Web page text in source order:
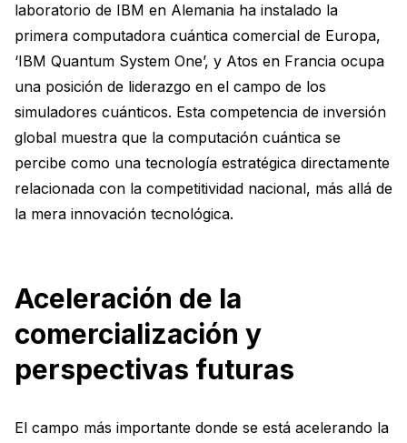
laboratorio de IBM en Alemania ha instalado la
primera computadora cuántica comercial de Europa,
‘IBM Quantum System One’, y Atos en Francia ocupa
una posición de liderazgo en el campo de los
simuladores cuánticos. Esta competencia de inversión
global muestra que la computación cuántica se
percibe como una tecnología estratégica directamente
relacionada con la competitividad nacional, más allá de
la mera innovación tecnológica.
Aceleración de la
comercialización y
perspectivas futuras
El campo más importante donde se está acelerando la